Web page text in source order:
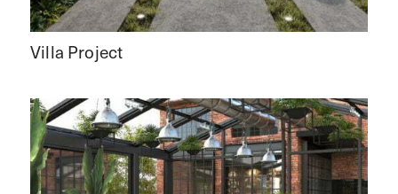
Villa Project